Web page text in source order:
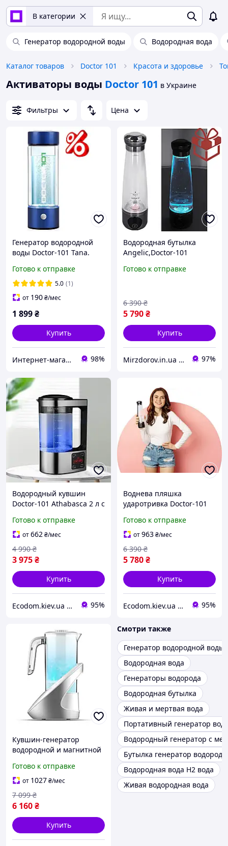
В категории
Генератор водородной воды Водородная вода
Каталог товаров Doctor 101 Красота и здоровье
Активаторы воды Doctor 101 в Украине
Фильтры Цена
Генератор водородной
воды Doctor-101 Tana.
зарядкой от USB, на 450
мл
Готово к отправке
5.0 (1)
от 190₴/мес
1 899₴
Купить
Интернет-магазин медтехники и товаров для здоровья ВаМторг 98%
Водородная бутылка
Angelic,Doctor-101
Готово к отправке
5 790₴
6 390 ₴
Купить
Mirzdorov.in.ua Интернет-магазин 97%
Водородный кувшин
Doctor-101 Athabasca 2 л с
мембраной DuPont
Готово к отправке
от662₴/мес
3 975₴
4 990 ₴
Купить
Еcodom.kiev.ua Интеренет-магазин 95%
Воднева пляшка
ударотривка Doctor-101
Готово к отправке
от963₴/мес
5 780₴
6 390 ₴
Купить
Еcodom.kiev.ua Интеренет-магазин 95%
Кувшин-генератор
водородной и магнитной
DuPont, 1.6 л,
стационарный
Готово к отправке
от 1027₴/мес
6 160₴
7 099 ₴
Купить
Смотри также
Генератор водородной воды
Водородная вода
Генераторы водорода
Водородная бутылка
Живая и мертвая вода
Портативный генератор
Водородный генератор с
Бутылка генератор
Водородная вода H2 вода
Живая водородная вода